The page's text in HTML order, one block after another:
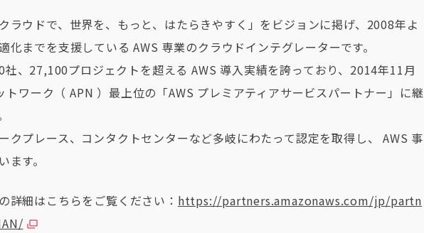
ラウドで、世界を、もっと、はたらきやすく」をビジョンに掲げ、2008年よ
化までを支援している AWS 専業のクラウドインテグレーターです。
、27,100プロジェクトを超える AWS 導入実績を誇っており、2014年11月
トワーク（ APN ）最上位の「AWS プレミアティアサービスパートナー」に継
クプレース、コンタクトセンターなど多岐にわたって認定を取得し、 AWS 事
す。
詳細はこちらをご覧ください： https://partners.amazonaws.com/jp/partn